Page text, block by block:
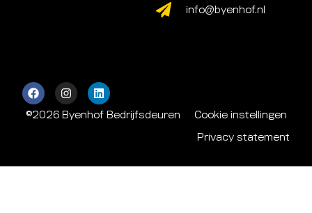
info@byenhof.nl
©2026 Byenhof Bedrijfsdeuren Cookie instellingen
Privacy statement